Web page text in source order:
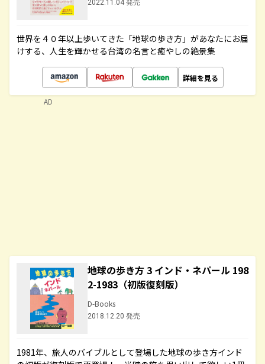
2022.11.04 発売
世界を４０年以上歩いてきた「地球の歩き方」があなたにお届
けする、人生を輝かせる台湾の名言と癒やしの絶景集
詳細を見る
地球の歩き方 3 インド・ネパール 198
2-1983（初版復刻版）
D-Books
2018.12.20 発売
1981年、旅人のバイブルとして登場した地球の歩き方インド
AD